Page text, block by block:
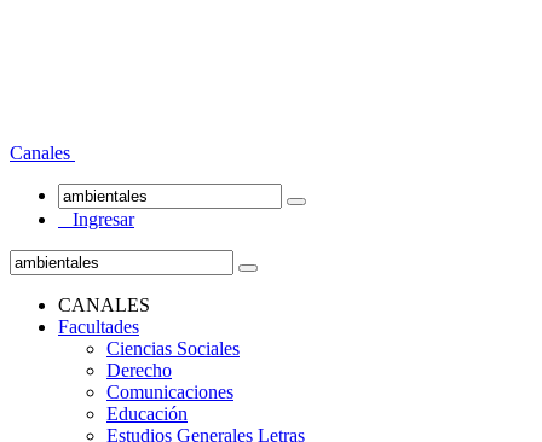
Canales
Ingresar
CANALES
Facultades
Ciencias Sociales
Derecho
Comunicaciones
Educación
Estudios Generales Letras